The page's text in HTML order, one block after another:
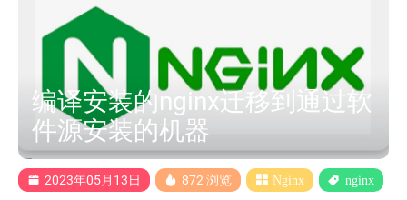
配置软件源 2.安装Nginx1.23 https://nginx.org/packages/debian/ 使用
官方的稳定版可以安装到 1.18版本
https://nginx.org/packages/mainline/debian/ 使用官方的mainline可以
安装到1.19版本 通过这个存储库：https://n.wtf/ 可以安装到1.23 版
本 debian9 的最后更新版本是1.23 Debian 9 Stre....
编译安装的nginx迁移到通过软
件源安装的机器
2023年05月13日 872 浏览 Nginx nginx